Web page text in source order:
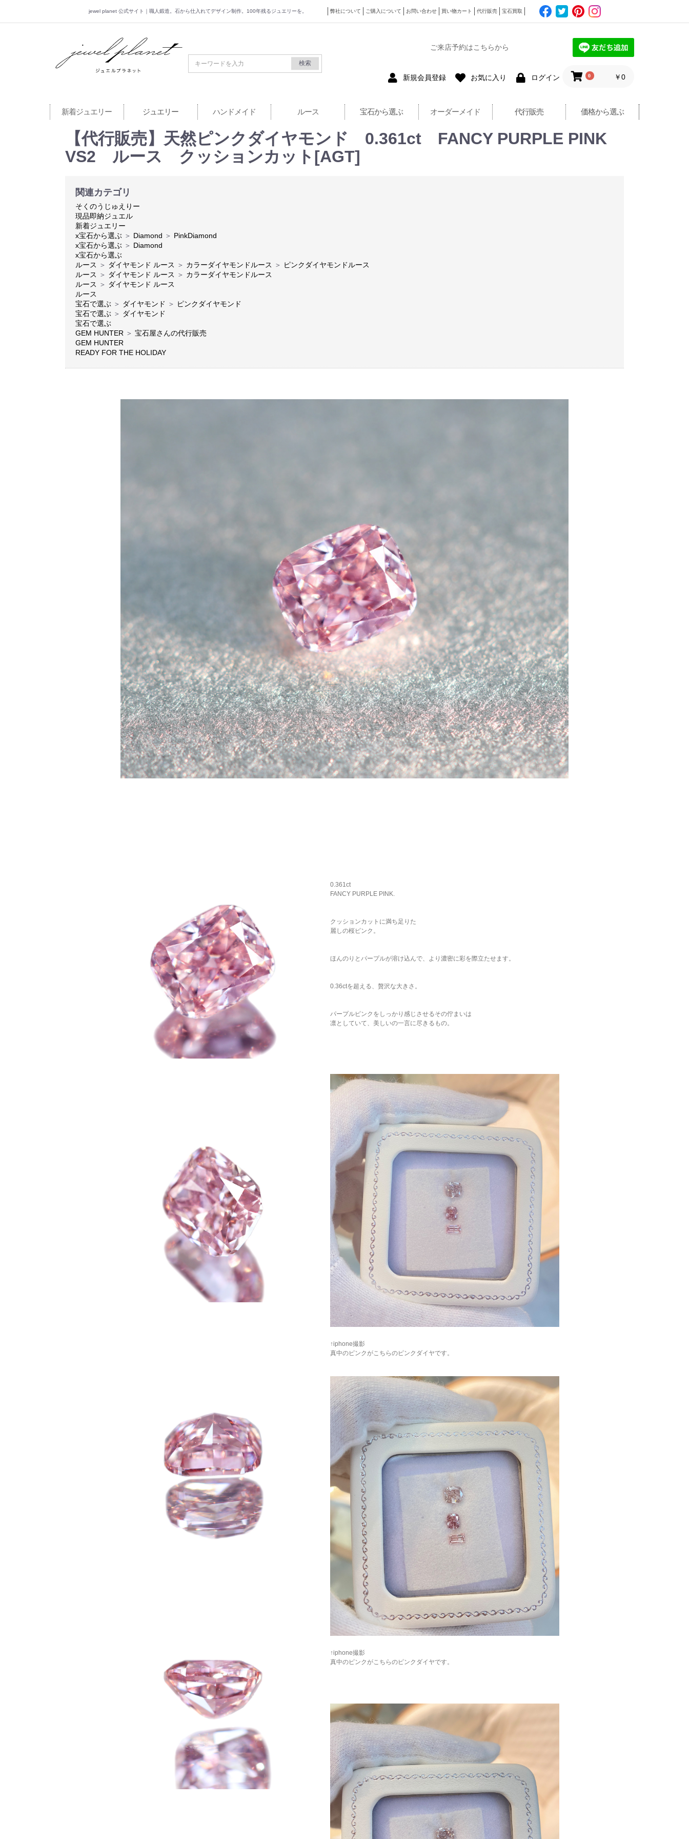
jewel planet 公式サイト｜職人鍛造。石から仕入れてデザイン制作。100年残るジュエリーを。 弊社について ご購入について お問い合わせ 買い物カート 代行販売 宝石買取
jewel planet 公式サイト
検索
ご来店予約はこちらから
新規会員登録 お気に入り ログイン 0 ￥0
新着ジュエリー ジュエリー ハンドメイド ルース 宝石から選ぶ オーダーメイド 代行販売 価格から選ぶ
【代行販売】天然ピンクダイヤモンド 0.361ct FANCY PURPLE PINK
VS2 ルース クッションカット[AGT]
関連カテゴリ
そくのうじゅえりー
現品即納ジュエル
新着ジュエリー
x宝石から選ぶ ＞ Diamond ＞ PinkDiamond
x宝石から選ぶ ＞ Diamond
x宝石から選ぶ
ルース ＞ ダイヤモンド ルース ＞ カラーダイヤモンドルース ＞ ピンクダイヤモンドルース
ルース ＞ ダイヤモンド ルース ＞ カラーダイヤモンドルース
ルース ＞ ダイヤモンド ルース
ルース
宝石で選ぶ ＞ ダイヤモンド ＞ ピンクダイヤモンド
宝石で選ぶ ＞ ダイヤモンド
宝石で選ぶ
GEM HUNTER ＞ 宝石屋さんの代行販売
GEM HUNTER
READY FOR THE HOLIDAY
0.361ct
FANCY PURPLE PINK.
クッションカットに満ち足りた
麗しの桜ピンク。
ほんのりとパープルが溶け込んで、より濃密に彩を際立たせます。
0.36ctを超える、贅沢な大きさ。
パープルピンクをしっかり感じさせるその佇まいは
凛としていて、美しいの一言に尽きるもの。
↑iphone撮影
真中のピンクがこちらのピンクダイヤです。
↑iphone撮影
真中のピンクがこちらのピンクダイヤです。
カートを見る お買い物を続ける